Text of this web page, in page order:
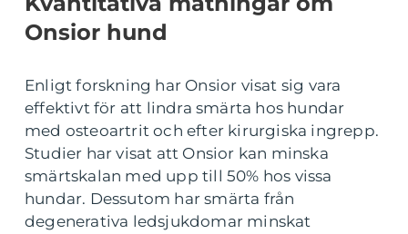
Onsior hund
Enligt forskning har Onsior visat sig vara
effektivt för att lindra smärta hos hundar
med osteoartrit och efter kirurgiska ingrepp.
Studier har visat att Onsior kan minska
smärtskalan med upp till 50% hos vissa
hundar. Dessutom har smärta från
degenerativa ledsjukdomar minskat